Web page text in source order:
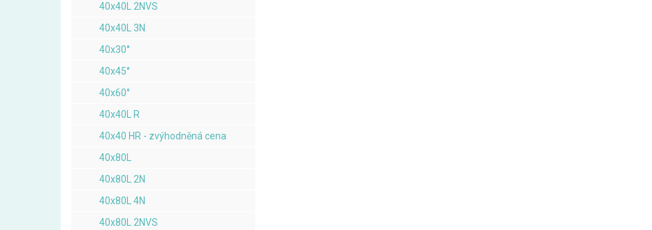
40x40L 2NVS
40x40L 3N
40x30°
40x45°
40x60°
40x40L R
40x40 HR - zvýhodněná cena
40x80L
40x80L 2N
40x80L 4N
40x80L 2NVS